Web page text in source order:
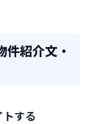
紹介文・
する